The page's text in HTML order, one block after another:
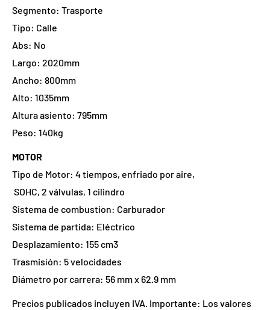
Segmento: Trasporte
Tipo: Calle
Abs: No
Largo: 2020mm
Ancho: 800mm
Alto: 1035mm
Altura asiento: 795mm
Peso: 140kg
MOTOR
Tipo de Motor: 4 tiempos, enfriado por aire,
SOHC, 2 válvulas, 1 cilindro
Sistema de combustion: Carburador
Sistema de partida: Eléctrico
Desplazamiento: 155 cm3
Trasmisíón: 5 velocidades
Diámetro por carrera: 56 mm x 62.9 mm
Precios publicados incluyen IVA. Importante: Los valores